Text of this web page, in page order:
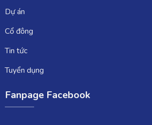
Dự án
Cổ đông
Tin tức
Tuyển dụng
Fanpage Facebook